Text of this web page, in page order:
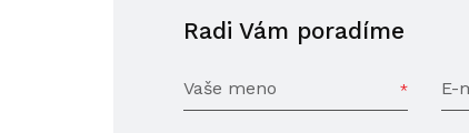
Radi Vám poradíme
Vaše meno E-